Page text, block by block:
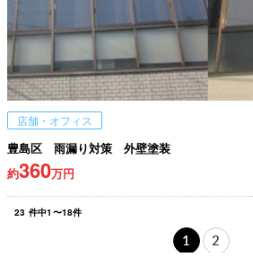
店舗・オフィス
豊島区 雨漏り対策 外壁塗装
約360万円
23 件中1 〜18件
1 2